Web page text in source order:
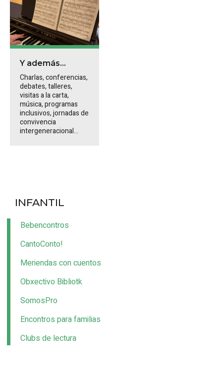
Y además...
Charlas, conferencias,
debates, talleres,
visitas a la carta,
música, programas
inclusivos, jornadas de
convivencia
intergeneracional...
INFANTIL
Bebencontros
CantoConto!
Meriendas con cuentos
Obxectivo Bibliotk
SomosPro
Encontros para familias
Clubs de lectura